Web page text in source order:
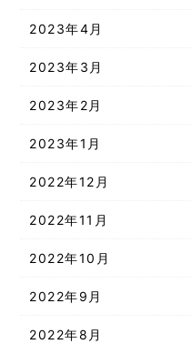
2023年4月
2023年3月
2023年2月
2023年1月
2022年12月
2022年11月
2022年10月
2022年9月
2022年8月